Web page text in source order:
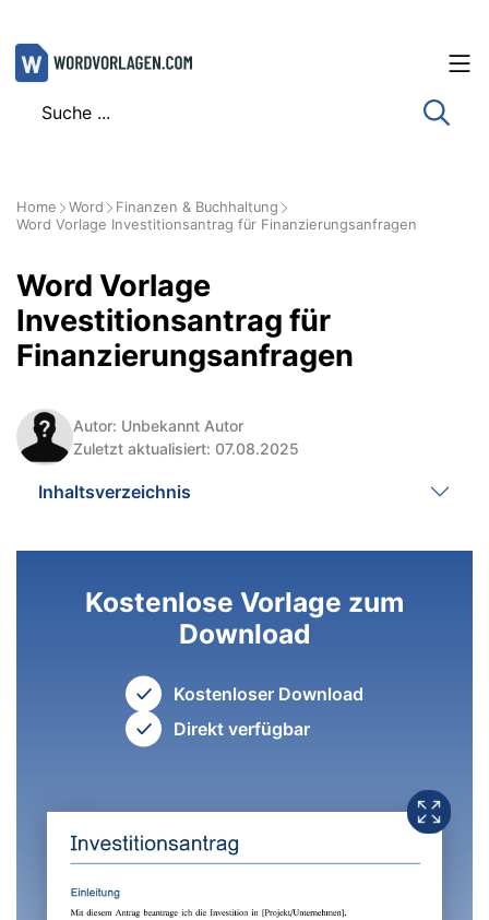
Zum
Inhalt
Home Word
Finanzen & Buchhaltung
Word Vorlage Investitionsantrag für Finanzierungsanfragen
Word Vorlage
Investitionsantrag für
Finanzierungsanfragen
Autor: Unbekannt Autor
Zuletzt aktualisiert: 07.08.2025
Inhaltsverzeichnis
Kostenlose Vorlage zum
Download
Kostenloser Download
Direkt verfügbar